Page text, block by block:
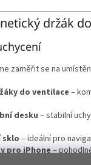
s
u
držák
zaměřit se na
do ventilace –
desku– stabilní
sklo – ideální pro
pro iPhone–